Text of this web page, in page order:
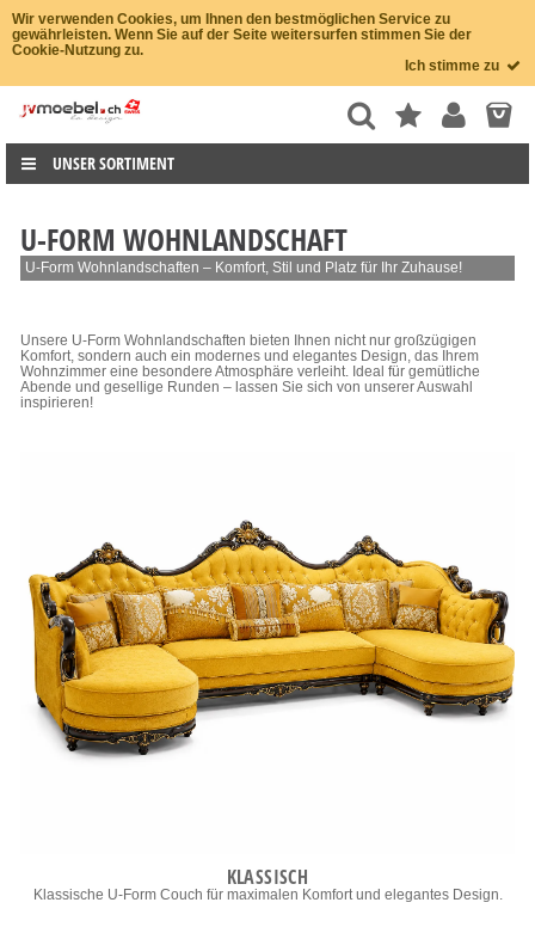
Wir verwenden Cookies, um Ihnen den bestmöglichen Service zu
gewährleisten. Wenn Sie auf der Seite weitersurfen stimmen Sie der
Cookie-Nutzung zu.
Ich stimme zu
UNSER SORTIMENT
U-FORM WOHNLANDSCHAFT
U-Form Wohnlandschaften – Komfort, Stil und Platz für Ihr Zuhause!
Unsere U-Form Wohnlandschaften bieten Ihnen nicht nur großzügigen
Komfort, sondern auch ein modernes und elegantes Design, das Ihrem
Wohnzimmer eine besondere Atmosphäre verleiht. Ideal für gemütliche
Abende und gesellige Runden – lassen Sie sich von unserer Auswahl
inspirieren!
KLASSISCH
Klassische U-Form Couch für maximalen Komfort und elegantes Design.